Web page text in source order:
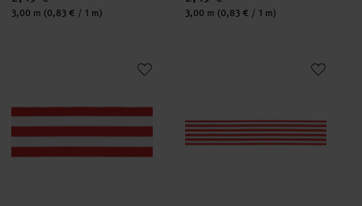
Inhalt:
3,00 m (0,83 € / 1 m) Inhalt:
3,00 m (0,83 € / 1 m)
Paper Poetry Webband Duo Streifen Rot/WeißPaper Poetry Webband Duo